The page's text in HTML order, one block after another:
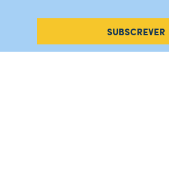
SUBSCREVER